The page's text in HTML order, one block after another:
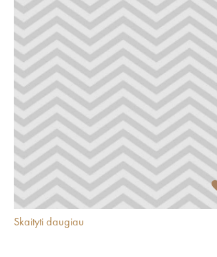
Skaityti daugiau